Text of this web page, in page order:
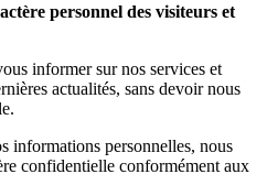
personnel des visiteurs et
informer sur nos services et
actualités, sans devoir nous
informations personnelles, nous
confidentielle conformément aux